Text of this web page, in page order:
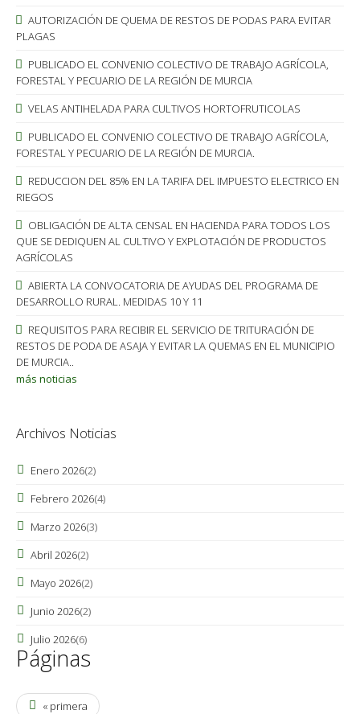
AUTORIZACIÓN DE QUEMA DE RESTOS DE PODAS PARA EVITAR
PLAGAS
PUBLICADO EL CONVENIO COLECTIVO DE TRABAJO AGRÍCOLA,
FORESTAL Y PECUARIO DE LA REGIÓN DE MURCIA
VELAS ANTIHELADA PARA CULTIVOS HORTOFRUTICOLAS
PUBLICADO EL CONVENIO COLECTIVO DE TRABAJO AGRÍCOLA,
FORESTAL Y PECUARIO DE LA REGIÓN DE MURCIA.
REDUCCION DEL 85% EN LA TARIFA DEL IMPUESTO ELECTRICO EN
RIEGOS
OBLIGACIÓN DE ALTA CENSAL EN HACIENDA PARA TODOS LOS
QUE SE DEDIQUEN AL CULTIVO Y EXPLOTACIÓN DE PRODUCTOS
AGRÍCOLAS
ABIERTA LA CONVOCATORIA DE AYUDAS DEL PROGRAMA DE
DESARROLLO RURAL. MEDIDAS 10 Y 11
REQUISITOS PARA RECIBIR EL SERVICIO DE TRITURACIÓN DE
RESTOS DE PODA DE ASAJA Y EVITAR LA QUEMAS EN EL MUNICIPIO
DE MURCIA..
más noticias
Archivos Noticias
Enero 2026(2)
Febrero 2026(4)
Marzo 2026(3)
Abril 2026(2)
Mayo 2026(2)
Junio 2026(2)
Julio 2026(6)
Páginas
« primera